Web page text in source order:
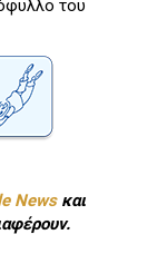
του
Newsκαι